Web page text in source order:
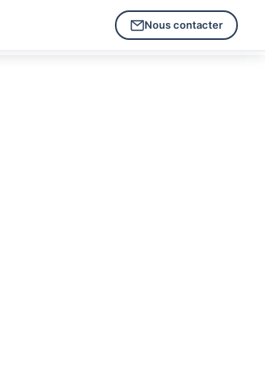
Nous contacter